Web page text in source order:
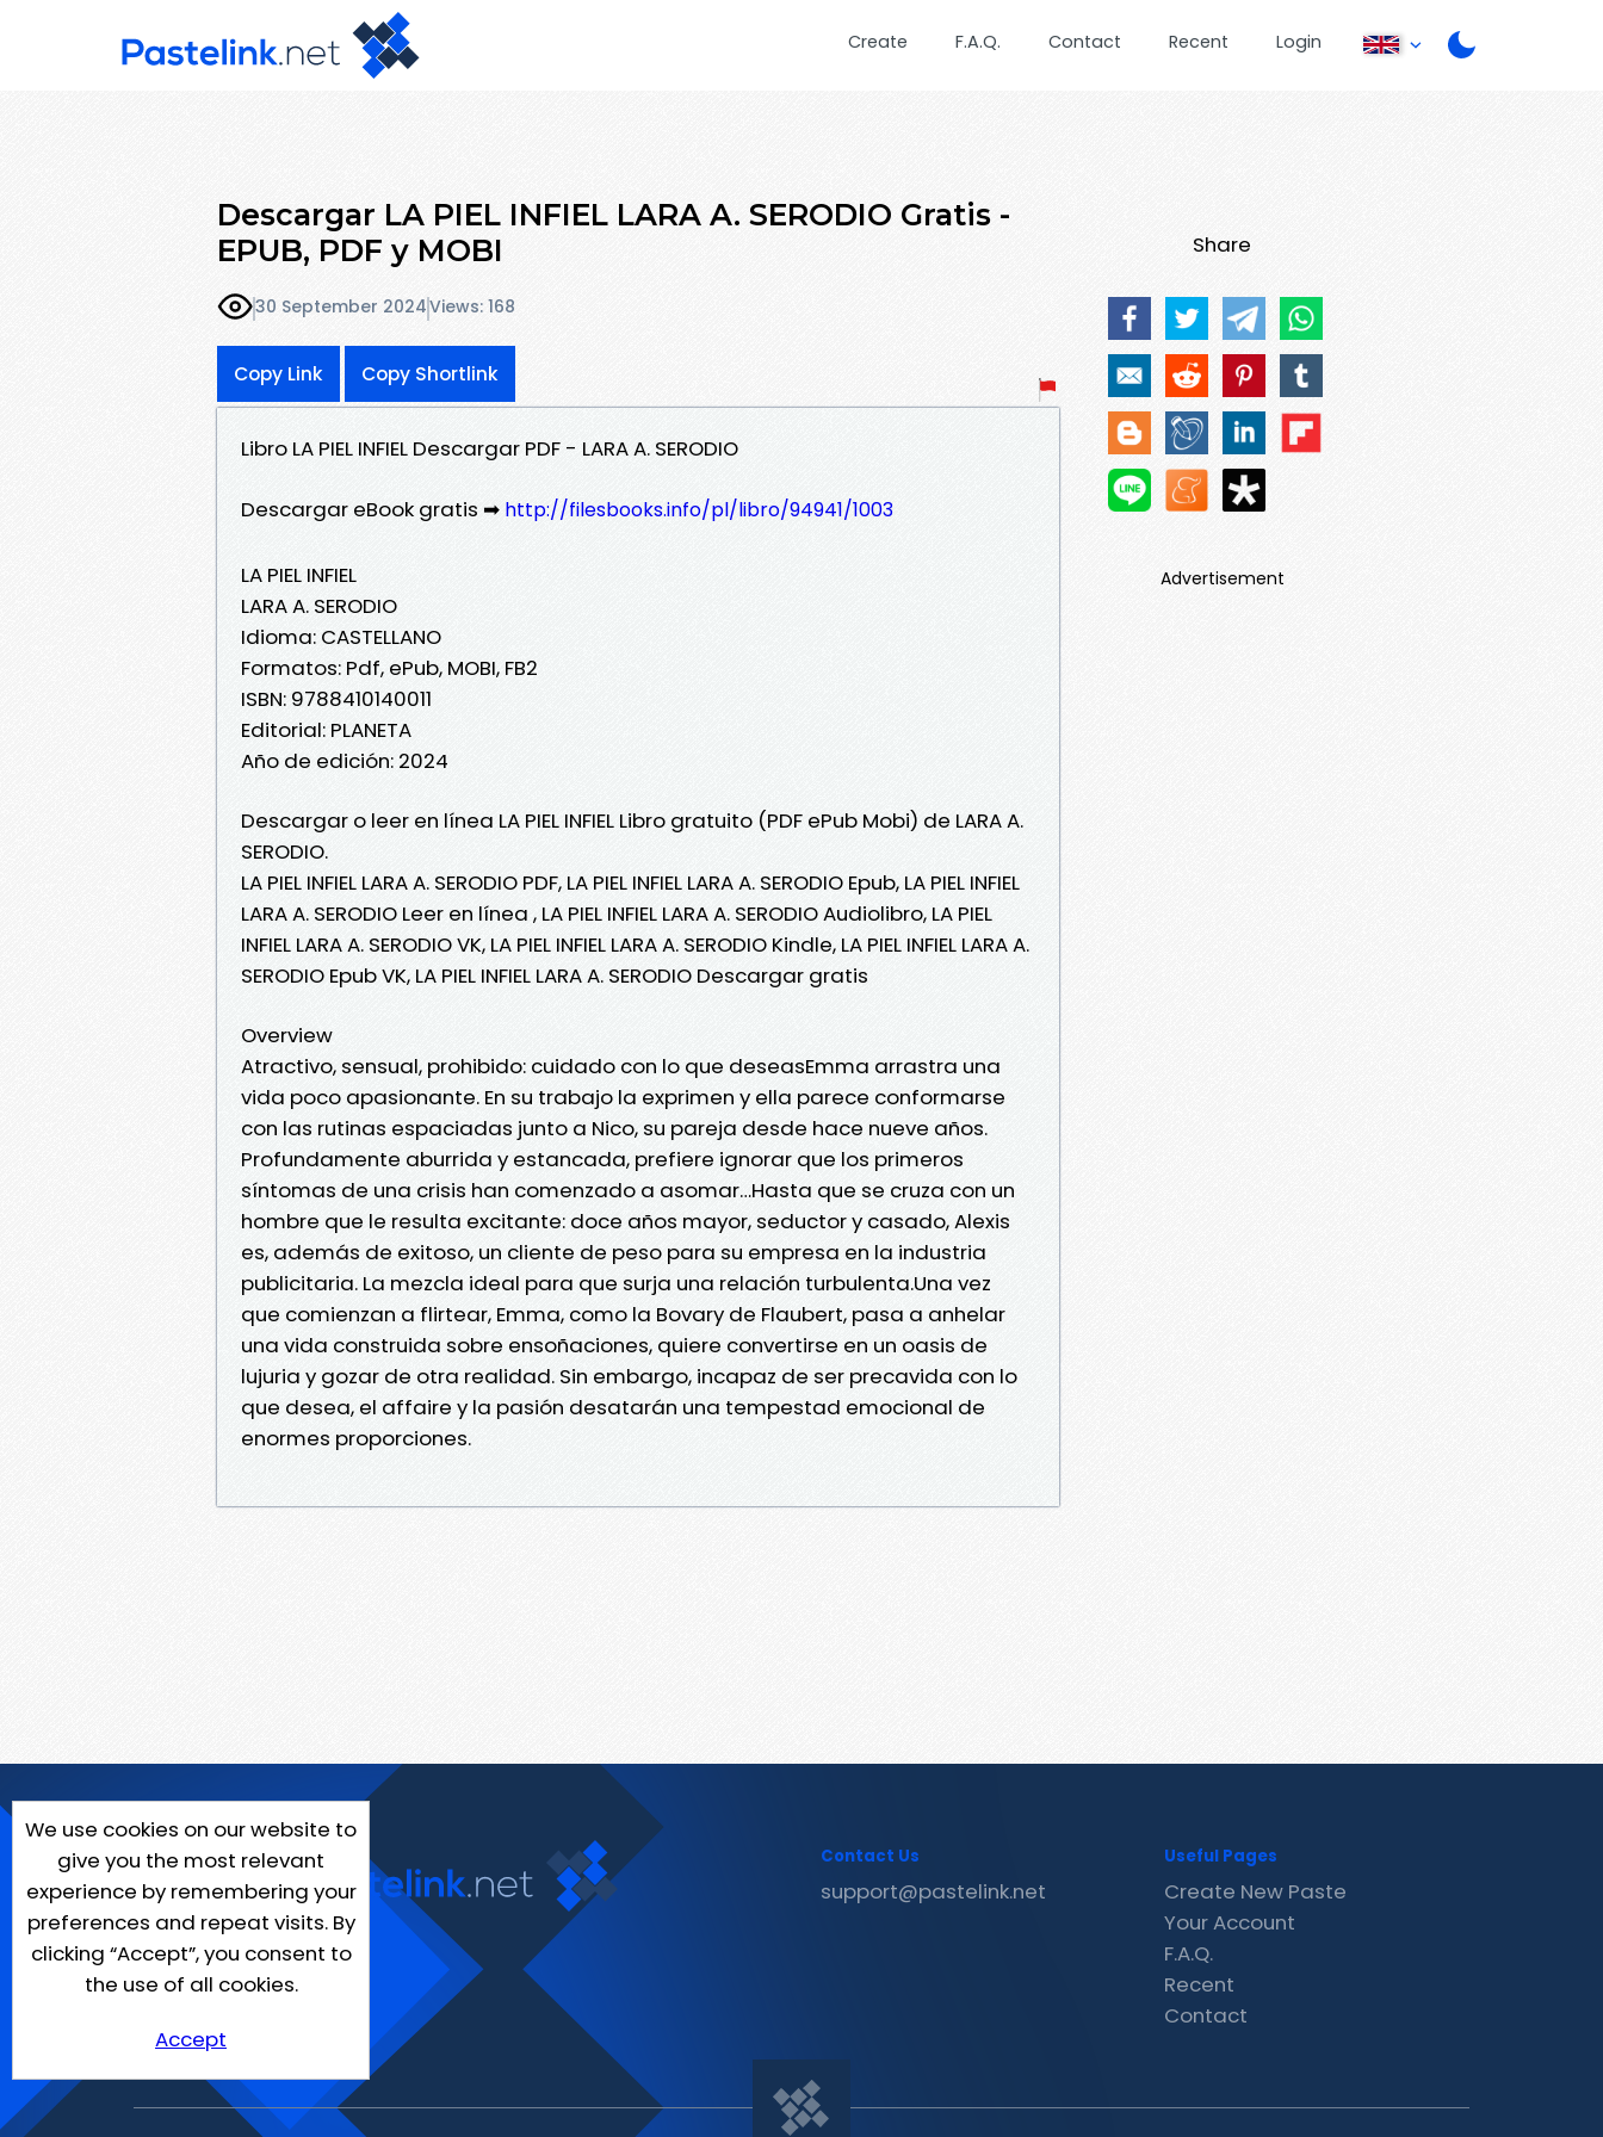
Create F.A.Q. Contact Recent Login
Descargar LA PIEL INFIEL LARA A. SERODIO Gratis -
EPUB, PDF y MOBI
30 September 2024Views: 168
Copy Link Copy Shortlink
Libro LA PIEL INFIEL Descargar PDF - LARA A. SERODIO
Descargar eBook gratis ➡ http://filesbooks.info/pl/libro/94941/1003
LA PIEL INFIEL
LARA A. SERODIO
Idioma: CASTELLANO
Formatos: Pdf, ePub, MOBI, FB2
ISBN: 9788410140011
Editorial: PLANETA
Año de edición: 2024
Descargar o leer en línea LA PIEL INFIEL Libro gratuito (PDF ePub Mobi) de LARA A.
SERODIO.
LA PIEL INFIEL LARA A. SERODIO PDF, LA PIEL INFIEL LARA A. SERODIO Epub, LA PIEL INFIEL
LARA A. SERODIO Leer en línea , LA PIEL INFIEL LARA A. SERODIO Audiolibro, LA PIEL
INFIEL LARA A. SERODIO VK, LA PIEL INFIEL LARA A. SERODIO Kindle, LA PIEL INFIEL LARA A.
SERODIO Epub VK, LA PIEL INFIEL LARA A. SERODIO Descargar gratis
Overview
Atractivo, sensual, prohibido: cuidado con lo que deseasEmma arrastra una
vida poco apasionante. En su trabajo la exprimen y ella parece conformarse
con las rutinas espaciadas junto a Nico, su pareja desde hace nueve años.
Profundamente aburrida y estancada, prefiere ignorar que los primeros
síntomas de una crisis han comenzado a asomar…Hasta que se cruza con un
hombre que le resulta excitante: doce años mayor, seductor y casado, Alexis
es, además de exitoso, un cliente de peso para su empresa en la industria
publicitaria. La mezcla ideal para que surja una relación turbulenta.Una vez
que comienzan a flirtear, Emma, como la Bovary de Flaubert, pasa a anhelar
una vida construida sobre ensoñaciones, quiere convertirse en un oasis de
lujuria y gozar de otra realidad. Sin embargo, incapaz de ser precavida con lo
que desea, el affaire y la pasión desatarán una tempestad emocional de
enormes proporciones.
Share
Advertisement
We use cookies on our website to
give you the most relevant
experience by remembering your
preferences and repeat visits. By
clicking “Accept”, you consent to
the use of all cookies.
Accept
Contact Us
support@pastelink.net
Useful Pages
Create New Paste
Your Account
F.A.Q.
Recent
Contact